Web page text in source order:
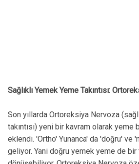
Sağlıklı Yemek Yeme Takıntısı:
Son yıllarda Ortoreksiya Nervoza
takıntısı) yeni bir kavram olarak yeme
eklendi. 'Ortho' Yunanca' da 'doğru' ve
geliyor. Yani doğru yemek yeme de bir